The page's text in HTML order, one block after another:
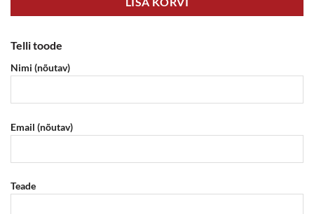
Telli toode
Nimi (nõutav)
Email (nõutav)
Teade